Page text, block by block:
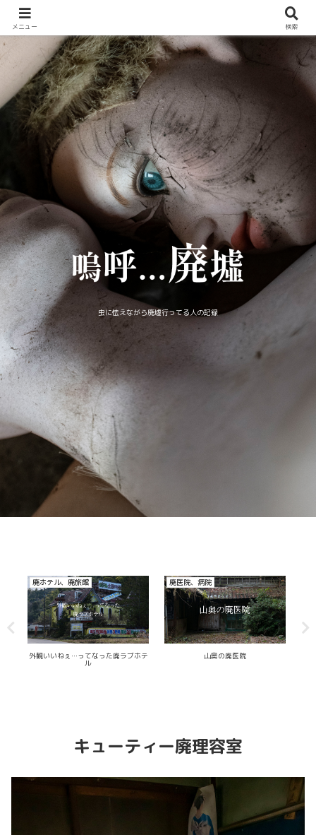
虫に怯えながら廃墟行ってる人の記録
廃医院、病院
山奥の廃医院
廃商店
日本の素敵が凝縮された廃酒店
その他
キューティー廃理容室
メニュー 検索